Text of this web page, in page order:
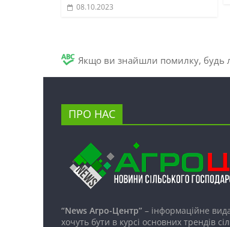
08.10.2023
Якщо ви знайшли помилку, будь
ПРО НАС
“News Агро-Центр” – інформаційне
хочуть бути в курсі основних трендів